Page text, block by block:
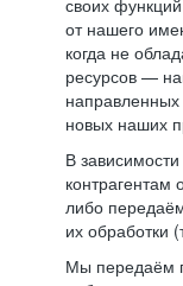
своих
от нашего
когда не
ресурсов —
новых наших
В
либо
их обработки
Мы передаём